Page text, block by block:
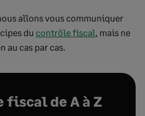
allons vous communiquer
du contrôle fiscal, mais ne
au cas par cas.
fiscal de A à Z